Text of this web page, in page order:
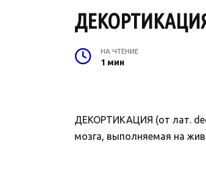
НА ЧТЕНИЕ
1 мин
ДЕКОРТИКАЦИЯ (от лат.
мозга, выполняемая на